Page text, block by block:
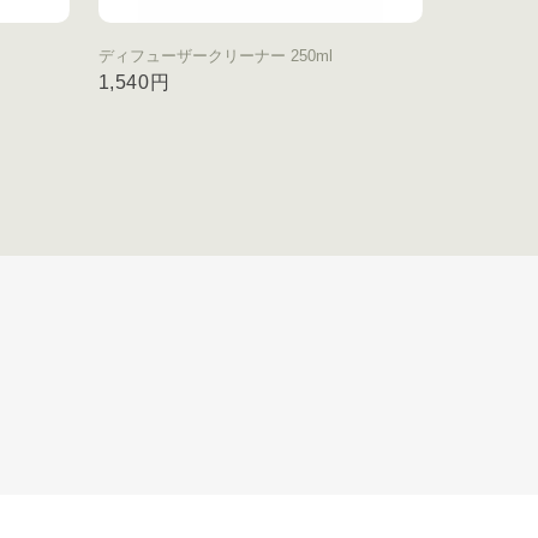
ディフューザークリーナー 250ml
1,540円